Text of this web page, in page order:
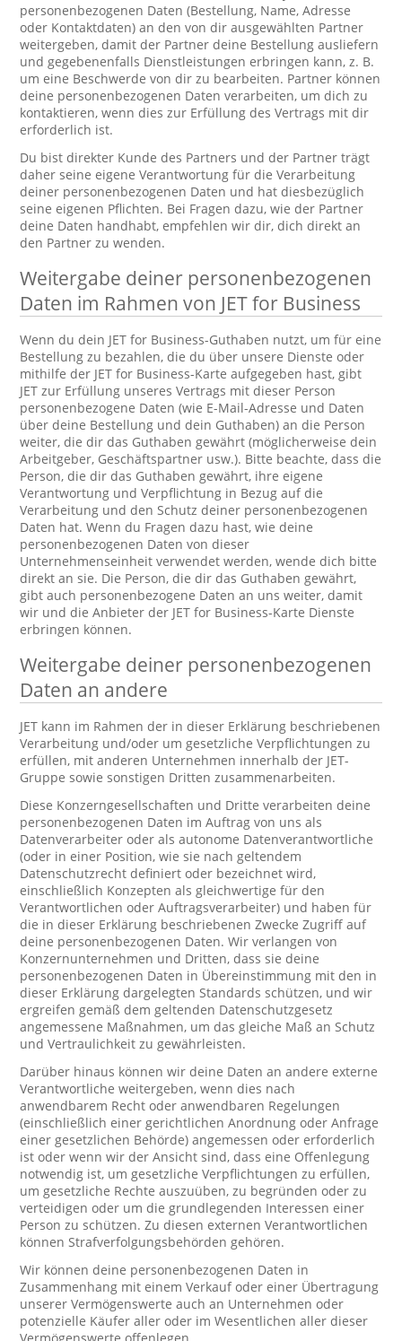
personenbezogenen Daten (Bestellung, Name, Adresse
oder Kontaktdaten) an den von dir ausgewählten Partner
weitergeben, damit der Partner deine Bestellung ausliefern
und gegebenenfalls Dienstleistungen erbringen kann, z. B.
um eine Beschwerde von dir zu bearbeiten. Partner können
deine personenbezogenen Daten verarbeiten, um dich zu
kontaktieren, wenn dies zur Erfüllung des Vertrags mit dir
erforderlich ist.
Du bist direkter Kunde des Partners und der Partner trägt
daher seine eigene Verantwortung für die Verarbeitung
deiner personenbezogenen Daten und hat diesbezüglich
seine eigenen Pflichten. Bei Fragen dazu, wie der Partner
deine Daten handhabt, empfehlen wir dir, dich direkt an
den Partner zu wenden.
Weitergabe deiner personenbezogenen
Daten im Rahmen von JET for Business
Wenn du dein JET for Business-Guthaben nutzt, um für eine
Bestellung zu bezahlen, die du über unsere Dienste oder
mithilfe der JET for Business-Karte aufgegeben hast, gibt
JET zur Erfüllung unseres Vertrags mit dieser Person
personenbezogene Daten (wie E-Mail-Adresse und Daten
über deine Bestellung und dein Guthaben) an die Person
weiter, die dir das Guthaben gewährt (möglicherweise dein
Arbeitgeber, Geschäftspartner usw.). Bitte beachte, dass die
Person, die dir das Guthaben gewährt, ihre eigene
Verantwortung und Verpflichtung in Bezug auf die
Verarbeitung und den Schutz deiner personenbezogenen
Daten hat. Wenn du Fragen dazu hast, wie deine
personenbezogenen Daten von dieser
Unternehmenseinheit verwendet werden, wende dich bitte
direkt an sie. Die Person, die dir das Guthaben gewährt,
gibt auch personenbezogene Daten an uns weiter, damit
wir und die Anbieter der JET for Business-Karte Dienste
erbringen können.
Weitergabe deiner personenbezogenen
Daten an andere
JET kann im Rahmen der in dieser Erklärung beschriebenen
Verarbeitung und/oder um gesetzliche Verpflichtungen zu
erfüllen, mit anderen Unternehmen innerhalb der JET-
Gruppe sowie sonstigen Dritten zusammenarbeiten.
Diese Konzerngesellschaften und Dritte verarbeiten deine
personenbezogenen Daten im Auftrag von uns als
Datenverarbeiter oder als autonome Datenverantwortliche
(oder in einer Position, wie sie nach geltendem
Datenschutzrecht definiert oder bezeichnet wird,
einschließlich Konzepten als gleichwertige für den
Verantwortlichen oder Auftragsverarbeiter) und haben für
die in dieser Erklärung beschriebenen Zwecke Zugriff auf
deine personenbezogenen Daten. Wir verlangen von
Konzernunternehmen und Dritten, dass sie deine
personenbezogenen Daten in Übereinstimmung mit den in
dieser Erklärung dargelegten Standards schützen, und wir
ergreifen gemäß dem geltenden Datenschutzgesetz
angemessene Maßnahmen, um das gleiche Maß an Schutz
und Vertraulichkeit zu gewährleisten.
Darüber hinaus können wir deine Daten an andere externe
Verantwortliche weitergeben, wenn dies nach
anwendbarem Recht oder anwendbaren Regelungen
(einschließlich einer gerichtlichen Anordnung oder Anfrage
einer gesetzlichen Behörde) angemessen oder erforderlich
ist oder wenn wir der Ansicht sind, dass eine Offenlegung
notwendig ist, um gesetzliche Verpflichtungen zu erfüllen,
um gesetzliche Rechte auszuüben, zu begründen oder zu
verteidigen oder um die grundlegenden Interessen einer
Person zu schützen. Zu diesen externen Verantwortlichen
können Strafverfolgungsbehörden gehören.
Wir können deine personenbezogenen Daten in
Zusammenhang mit einem Verkauf oder einer Übertragung
unserer Vermögenswerte auch an Unternehmen oder
potenzielle Käufer aller oder im Wesentlichen aller dieser